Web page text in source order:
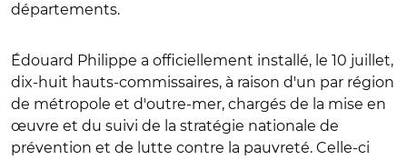
départements.
Édouard Philippe a officiellement installé, le 10 juillet,
dix-huit hauts-commissaires, à raison d'un par région
de métropole et d'outre-mer, chargés de la mise en
œuvre et du suivi de la stratégie nationale de
prévention et de lutte contre la pauvreté. Celle-ci